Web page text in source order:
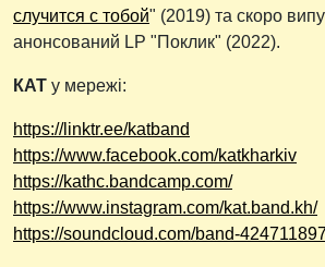
случится с тобой" (2019) та скоро
анонсований LP "Поклик" (2022).
КАТ у мережі:
https://linktr.ee/katband
https://www.facebook.com/katkharkiv
https://kathc.bandcamp.com/
https://www.instagram.com/kat.band.kh/
https://soundcloud.com/band-